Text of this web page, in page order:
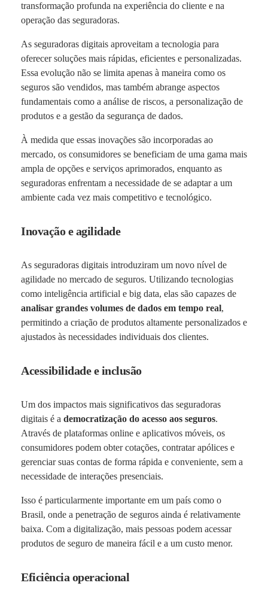
transformação profunda na experiência do cliente e na
operação das seguradoras.
As seguradoras digitais aproveitam a tecnologia para
oferecer soluções mais rápidas, eficientes e personalizadas.
Essa evolução não se limita apenas à maneira como os
seguros são vendidos, mas também abrange aspectos
fundamentais como a análise de riscos, a personalização de
produtos e a gestão da segurança de dados.
À medida que essas inovações são incorporadas ao
mercado, os consumidores se beneficiam de uma gama mais
ampla de opções e serviços aprimorados, enquanto as
seguradoras enfrentam a necessidade de se adaptar a um
ambiente cada vez mais competitivo e tecnológico.
Inovação e agilidade
As seguradoras digitais introduziram um novo nível de
agilidade no mercado de seguros. Utilizando tecnologias
como inteligência artificial e big data, elas são capazes de
analisar grandes volumes de dados em tempo real,
permitindo a criação de produtos altamente personalizados e
ajustados às necessidades individuais dos clientes.
Acessibilidade e inclusão
Um dos impactos mais significativos das seguradoras
digitais é a democratização do acesso aos seguros.
Através de plataformas online e aplicativos móveis, os
consumidores podem obter cotações, contratar apólices e
gerenciar suas contas de forma rápida e conveniente, sem a
necessidade de interações presenciais.
Isso é particularmente importante em um país como o
Brasil, onde a penetração de seguros ainda é relativamente
baixa. Com a digitalização, mais pessoas podem acessar
produtos de seguro de maneira fácil e a um custo menor.
Eficiência operacional